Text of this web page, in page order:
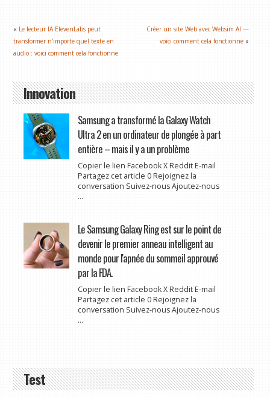
« Le lecteur IA ElevenLabs peut
transformer n'importe quel texte en
audio : voici comment cela fonctionne
Créer un site Web avec Websim AI —
voici comment cela fonctionne »
Innovation
Samsung a transformé la Galaxy Watch
Ultra 2 en un ordinateur de plongée à part
entière – mais il y a un problème
Copier le lien Facebook X Reddit E-mail
Partagez cet article 0 Rejoignez la
conversation Suivez-nous Ajoutez-nous
...
Le Samsung Galaxy Ring est sur le point de
devenir le premier anneau intelligent au
monde pour l'apnée du sommeil approuvé
par la FDA.
Copier le lien Facebook X Reddit E-mail
Partagez cet article 0 Rejoignez la
conversation Suivez-nous Ajoutez-nous
...
Test